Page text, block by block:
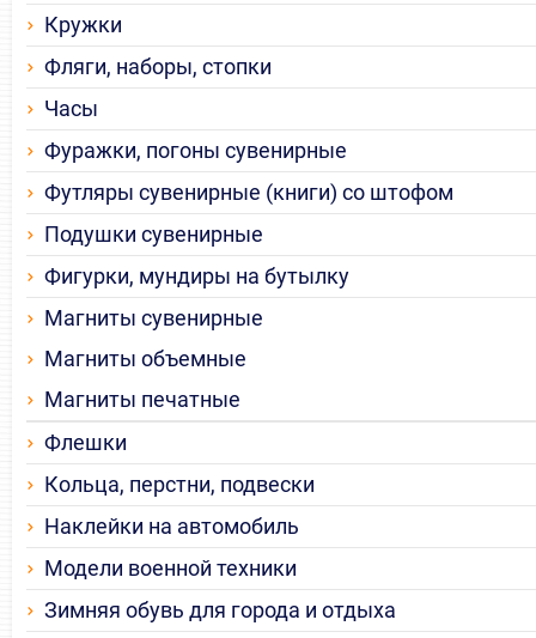
Кружки
Фляги, наборы, стопки
Часы
Фуражки, погоны сувенирные
Футляры сувенирные (книги) со штофом
Подушки сувенирные
Фигурки, мундиры на бутылку
Магниты сувенирные
Магниты объемные
Магниты печатные
Флешки
Кольца, перстни, подвески
Наклейки на автомобиль
Модели военной техники
Зимняя обувь для города и отдыха